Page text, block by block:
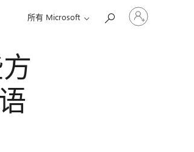
所有 Microsoft
请
登